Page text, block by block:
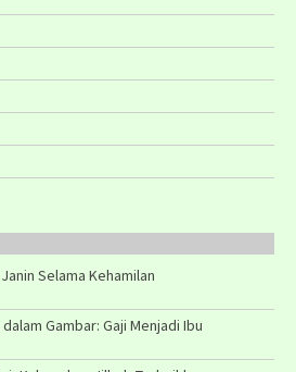
Selama Kehamilan
Gambar: Gaji Menjadi Ibu